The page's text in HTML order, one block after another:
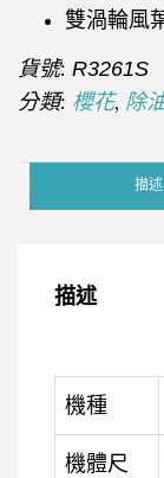
雙渦輪風
貨號: R3261S
分類: 櫻花, 除
描述
描述
機種
機體尺